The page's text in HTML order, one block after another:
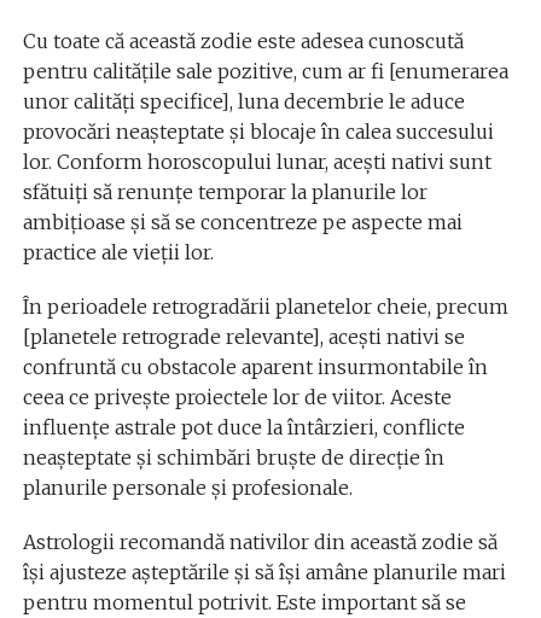
Cu toate că această zodie este adesea cunoscută
pentru calitățile sale pozitive, cum ar fi [enumerarea
unor calități specifice], luna decembrie le aduce
provocări neașteptate și blocaje în calea succesului
lor. Conform horoscopului lunar, acești nativi sunt
sfătuiți să renunțe temporar la planurile lor
ambițioase și să se concentreze pe aspecte mai
practice ale vieții lor.
În perioadele retrogradării planetelor cheie, precum
[planetele retrograde relevante], acești nativi se
confruntă cu obstacole aparent insurmontabile în
ceea ce privește proiectele lor de viitor. Aceste
influențe astrale pot duce la întârzieri, conflicte
neașteptate și schimbări bruște de direcție în
planurile personale și profesionale.
Astrologii recomandă nativilor din această zodie să
își ajusteze așteptările și să își amâne planurile mari
pentru momentul potrivit. Este important să se